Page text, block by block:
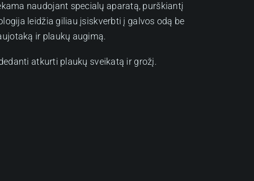
naudojant specialų aparatą, purškiantį
leidžia giliau įsiskverbti į galvos odą be
ir plaukų augimą.
atkurti plaukų sveikatą ir grožį.